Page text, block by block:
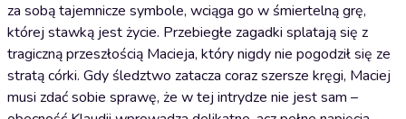
za sobą tajemnicze symbole, wciąga go w śmiertelną grę,
której stawką jest życie. Przebiegłe zagadki splatają się z
tragiczną przeszłością Macieja, który nigdy nie pogodził się ze
stratą córki. Gdy śledztwo zatacza coraz szersze kręgi, Maciej
musi zdać sobie sprawę, że w tej intrydze nie jest sam –